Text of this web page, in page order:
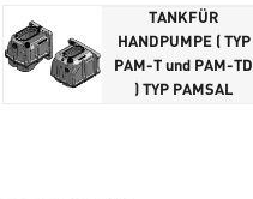
TANKFÜR
HANDPUMPE ( TYP
PAM-T und PAM-TD
) TYP PAMSAL